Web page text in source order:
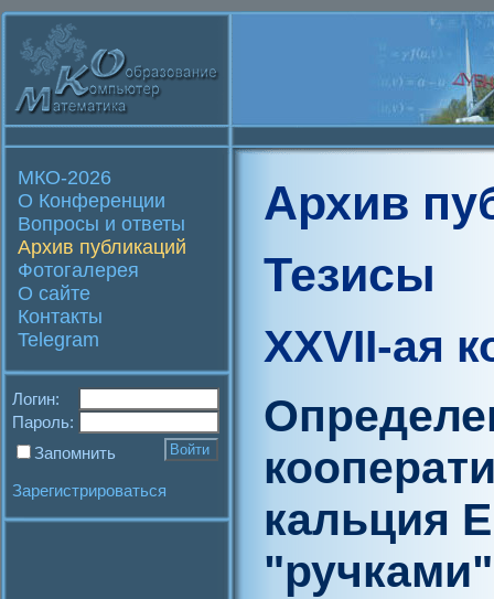
МКО-2026
О Конференции
Вопросы и ответы
Архив публикаций
Фотогалерея
О сайте
Контакты
Telegram
Логин:
Пароль:
Запомнить
Зарегистрироваться
Архив
Тезисы
XXVII-ая
кальция